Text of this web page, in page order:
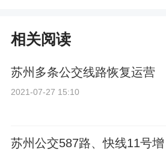
相关阅读
苏州多条公交线路恢复运营
2021-07-27 15:10
苏州公交587路、快线11号增